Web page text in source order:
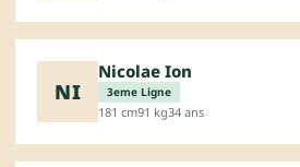
NI
Nicolae Ion
3eme Ligne
181 cm91 kg34 ans